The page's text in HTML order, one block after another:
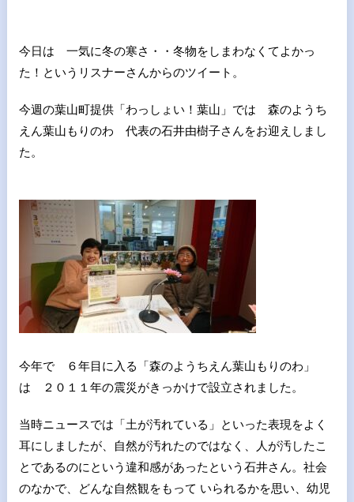
今日は 一気に冬の寒さ・・冬物をしまわなくてよかっ
た！というリスナーさんからのツイート。
今週の葉山町提供「わっしょい！葉山」では 森のようち
えん葉山もりのわ 代表の石井由樹子さんをお迎えしまし
た。
今年で ６年目に入る「森のようちえん葉山もりのわ」
は ２０１１年の震災がきっかけで設立されました。
当時ニュースでは「土が汚れている」といった表現をよく
耳にしましたが、自然が汚れたのではなく、人が汚したこ
とであるのにという違和感があったという石井さん。社会
のなかで、どんな自然観をもって いられるかを思い、幼児